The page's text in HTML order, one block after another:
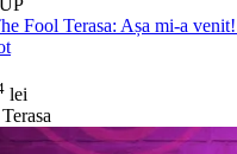
Fool Terasa: Așa mi-a
lei